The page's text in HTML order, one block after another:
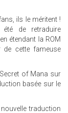
ils le méritent !
de retraduire
étendant la ROM
cette fameuse
of Mana sur
basée sur le
traduction